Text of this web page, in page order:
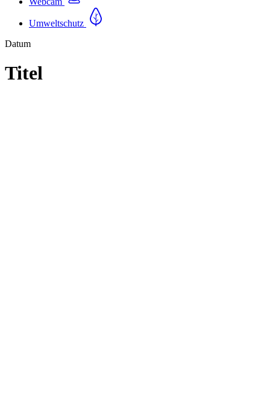
Umweltschutz
Datum
Titel